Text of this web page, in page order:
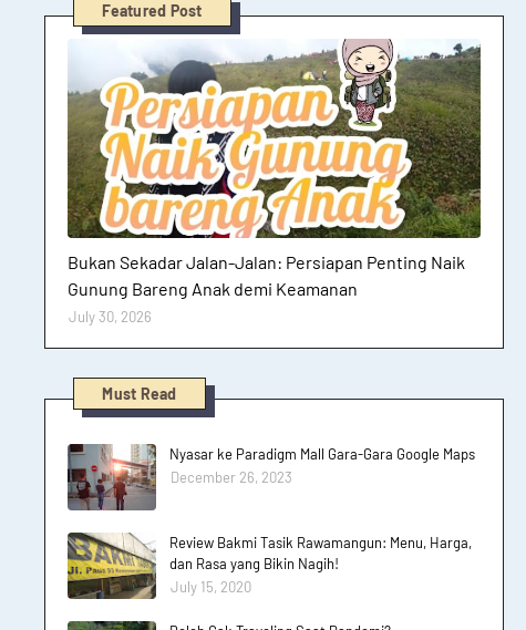
Featured Post
Bukan Sekadar Jalan-Jalan: Persiapan Penting Naik
Gunung Bareng Anak demi Keamanan
July 30, 2026
Must Read
Nyasar ke Paradigm Mall Gara-Gara Google Maps
December 26, 2023
Review Bakmi Tasik Rawamangun: Menu, Harga,
dan Rasa yang Bikin Nagih!
July 15, 2020